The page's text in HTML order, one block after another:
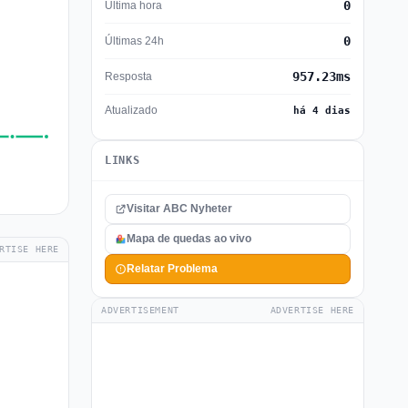
HERE
Última hora 0
Últimas 24h 0
Resposta 957.23ms
Atualizado há 4 dias
LINKS
Visitar ABC Nyheter
Mapa de quedas ao vivo
Relatar Problema
ADVERTISEMENT ADVERTISE HERE